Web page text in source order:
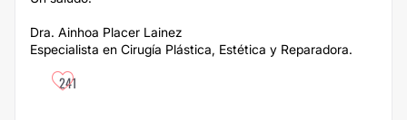
Dra. Ainhoa Placer Lainez
Especialista en Cirugía Plástica, Estética y Reparadora.
241